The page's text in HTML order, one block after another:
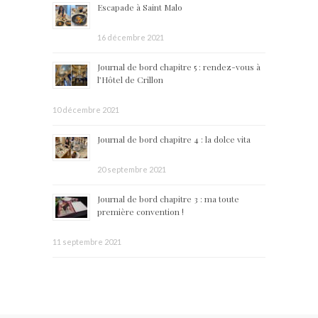
Escapade à Saint Malo
16 décembre 2021
Journal de bord chapitre 5 : rendez-vous à
l’Hôtel de Crillon
10 décembre 2021
Journal de bord chapitre 4 : la dolce vita
20 septembre 2021
Journal de bord chapitre 3 : ma toute
première convention !
11 septembre 2021